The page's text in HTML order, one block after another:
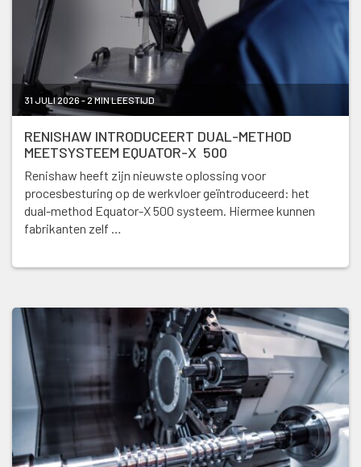
31 JULI 2026 - 2 MIN LEESTIJD
RENISHAW INTRODUCEERT DUAL-METHOD
MEETSYSTEEM EQUATOR-X 500
Renishaw heeft zijn nieuwste oplossing voor
procesbesturing op de werkvloer geïntroduceerd: het
dual-method Equator-X 500 systeem. Hiermee kunnen
fabrikanten zelf …